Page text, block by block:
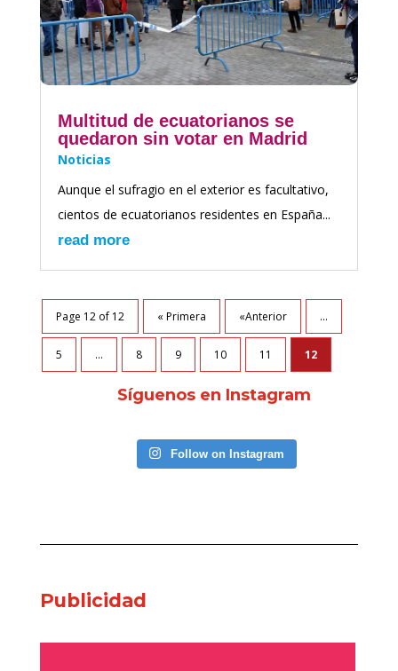
Multitud de ecuatorianos se
quedaron sin votar en Madrid
Noticias
Aunque el sufragio en el exterior es facultativo,
cientos de ecuatorianos residentes en España...
read more
Page 12 of 12 « Primera «Anterior ...
5 ... 8 9 10 11 12
Síguenos en Instagram
Follow on Instagram
Publicidad